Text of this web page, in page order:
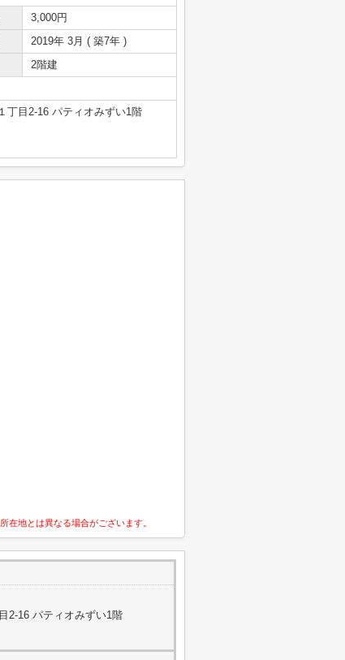
3,000円
2019年 3月 ( 築7年 )
2階建
丁目2-16 パティオみずい1階
地とは異なる場合がございます。
2-16 パティオみずい1階